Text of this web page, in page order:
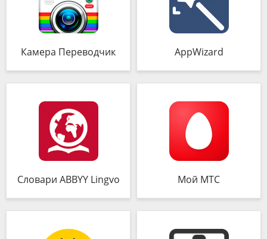
Камера Переводчик AppWizard
Словари ABBYY Lingvo Мой МТС